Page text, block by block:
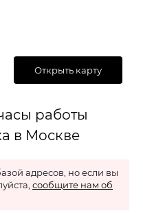
Открыть карту
работы
в Москве
адресов, но если вы
сообщите нам об